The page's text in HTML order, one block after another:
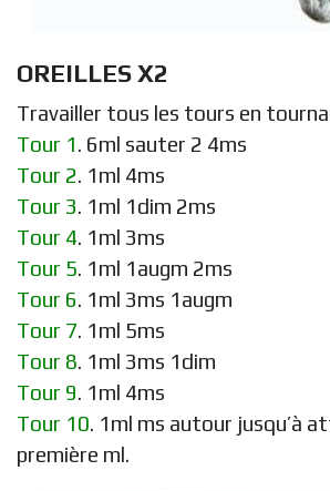
OREILLES X2
Travailler tous les tours en
Tour 1. 6ml sauter 2 4ms
Tour 2. 1ml 4ms
Tour 3. 1ml 1dim 2ms
Tour 4. 1ml 3ms
Tour 5. 1ml 1augm 2ms
Tour 6. 1ml 3ms 1augm
Tour 7. 1ml 5ms
Tour 8. 1ml 3ms 1dim
Tour 9. 1ml 4ms
Tour 10. 1ml ms autour jusqu’à
première ml.